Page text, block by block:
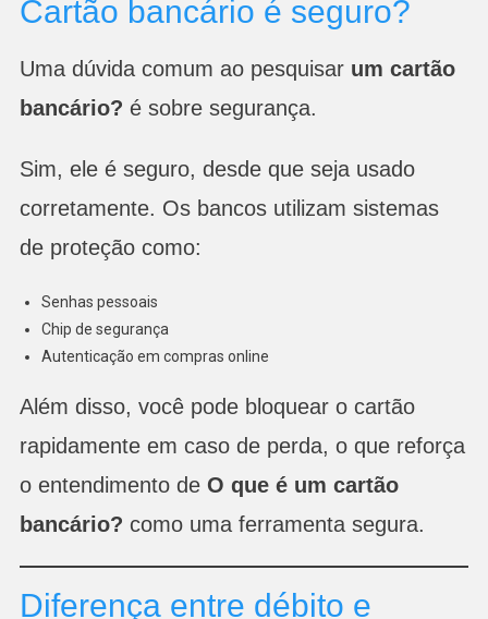
Cartão bancário é seguro?
Uma dúvida comum ao pesquisarum cartão
bancário? é sobre segurança.
Sim, ele é seguro, desde que seja usado
corretamente. Os bancos utilizam sistemas
de proteção como:
Senhas pessoais
Chip de segurança
Autenticação em compras online
Além disso, você pode bloquear o cartão
rapidamente em caso de perda, o que reforça
o entendimento de O que é um cartão
bancário? como uma ferramenta segura.
Diferença entre débito e